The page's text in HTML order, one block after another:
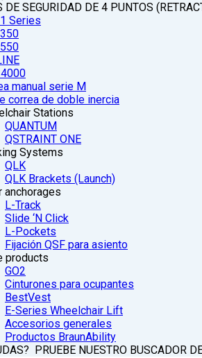
DE SEGURIDAD DE 4 PUNTOS
Series
4000
manual serie M
correa de doble inercia
Stations
QUANTUM
QSTRAINT ONE
Systems
QLK
QLK Brackets (Launch)
anchorages
L-Track
Slide ‘N Click
L-Pockets
Fijación QSF para asiento
products
GO2
Cinturones para ocupantes
BestVest
E-Series Wheelchair Lift
Accesorios generales
Productos BraunAbility
PRUEBE NUESTRO BUSCADOR